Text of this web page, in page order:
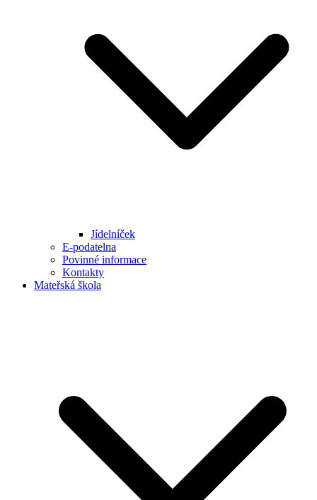
Jídelníček
E-podatelna
Povinné informace
Kontakty
Mateřská škola